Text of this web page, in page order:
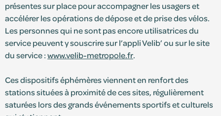
présentes sur place pour accompagner les usagers et
accélérer les opérations de dépose et de prise des vélos.
Les personnes qui ne sont pas encore utilisatrices du
service peuvent y souscrire sur l’appli Velib’ ou sur le site
du service :www.velib-metropole.fr.
Ces dispositifs éphémères viennent en renfort des
stations situées à proximité de ces sites, régulièrement
saturées lors des grands événements sportifs et culturels